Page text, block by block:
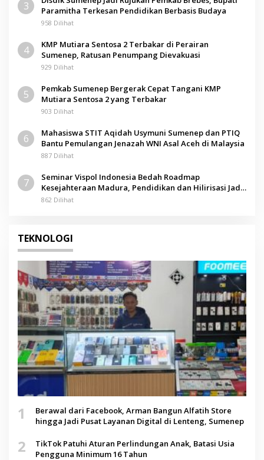
3
Paramitha Terkesan Pendidikan Berbasis Budaya
958 Dilihat
4
KMP Mutiara Sentosa 2 Terbakar di Perairan
Sumenep, Ratusan Penumpang Dievakuasi
929 Dilihat
5
Pemkab Sumenep Bergerak Cepat Tangani KMP
Mutiara Sentosa 2 yang Terbakar
903 Dilihat
6
Mahasiswa STIT Aqidah Usymuni Sumenep dan PTIQ
Bantu Pemulangan Jenazah WNI Asal Aceh di Malaysia
887 Dilihat
7
Seminar Vispol Indonesia Bedah Roadmap
Kesejahteraan Madura, Pendidikan dan Hilirisasi Jadi
Kunci
862 Dilihat
TEKNOLOGI
1
Berawal dari Facebook, Arman Bangun Alfatih Store
hingga Jadi Pusat Layanan Digital di Lenteng, Sumenep
2
TikTok Patuhi Aturan Perlindungan Anak, Batasi Usia
Pengguna Minimum 16 Tahun